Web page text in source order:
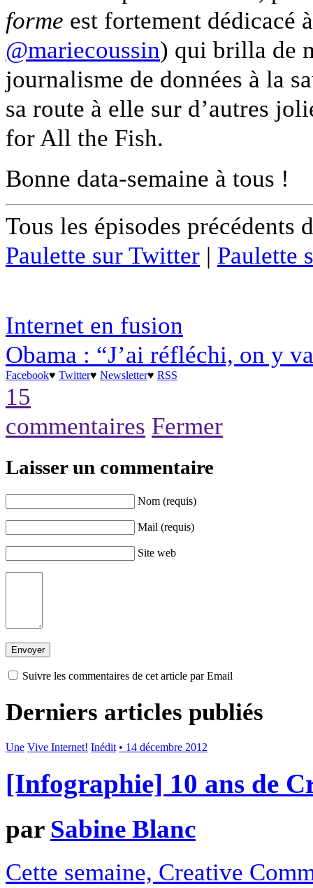
forme est fortement dédicacé
@mariecoussin) qui brilla de
journalisme de données à la
sa route à elle sur d’autres
for All the Fish.
Bonne data-semaine à tous !
Tous les épisodes précédents
Paulette sur Twitter | Paulette
Internet en fusion
Obama : “J’ai réfléchi, on y
Facebook♥ Twitter♥ Newsletter♥ RSS
15
commentaires Fermer
Laisser un commentaire
Nom (requis)
Mail (requis)
Site web
Suivre les commentaires de cet article par Email
Derniers articles publiés
Une Vive Internet! Inédit • 14 décembre 2012
[Infographie] 10 ans de
par Sabine Blanc
Cette semaine, Creative